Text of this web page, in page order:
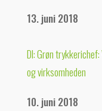
13. juni 2018
DI: Grøn
og virksomheden
10. juni 2018